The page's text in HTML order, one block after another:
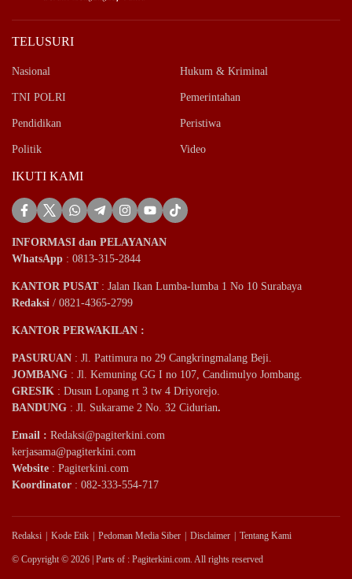
TELUSURI
Nasional Hukum & Kriminal
TNI POLRI Pemerintahan
Pendidikan Peristiwa
Politik Video
IKUTI KAMI
INFORMASI dan PELAYANAN
WhatsApp : 0813-315-2844
KANTOR PUSAT: Jalan Ikan Lumba-lumba 1 No 10 Surabaya
Redaksi / 0821-4365-2799
KANTOR PERWAKILAN :
PASURUAN : Jl. Pattimura no 29 Cangkringmalang Beji.
JOMBANG : Jl. Kemuning GG I no 107, Candimulyo Jombang.
GRESIK : Dusun Lopang rt 3 tw 4 Driyorejo.
BANDUNG : Jl. Sukarame 2 No. 32 Cidurian.
Email : Redaksi@pagiterkini.com
kerjasama@pagiterkini.com
Website : Pagiterkini.com
Koordinator : 082-333-554-717
Redaksi Kode Etik Pedoman Media Siber Disclaimer Tentang Kami
© Copyright © 2026 | Parts of : Pagiterkini.com. All rights reserved